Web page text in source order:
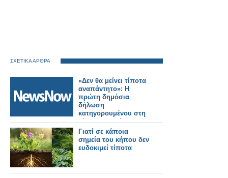
ΣΧΕΤΙΚΑ ΑΡΘΡΑ
«Δεν θα μείνει τίποτα
αναπάντητο»: Η
πρώτη δημόσια
δήλωση
κατηγορουμένου στη
δίκη για τα Τέμπη .
Γιατί σε κάποια
σημεία του κήπου δεν
ευδοκιμεί τίποτα